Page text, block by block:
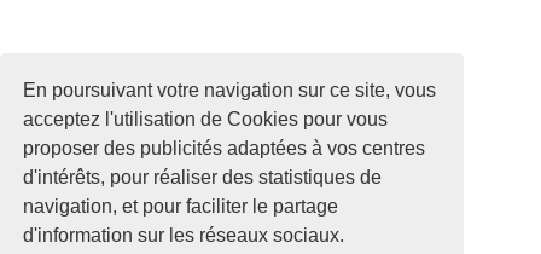
En poursuivant votre navigation sur ce site, vous
acceptez l'utilisation de Cookies pour vous
proposer des publicités adaptées à vos centres
d'intérêts, pour réaliser des statistiques de
navigation, et pour faciliter le partage
d'information sur les réseaux sociaux.